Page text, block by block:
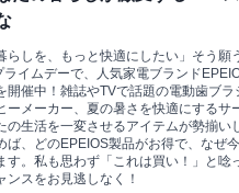
らしを、もっと快適にしたい」そう願
イムデーで、人気家電ブランド
開催中！雑誌やTVで話題の電動歯ブ
ーメーカー、夏の暑さを快適にするサ
の生活を一変させるアイテムが勢揃い
ば、どのEPEIOS製品がお得で、なぜ
す。私も思わず「これは買い！」と唸
ンスをお見逃しなく！